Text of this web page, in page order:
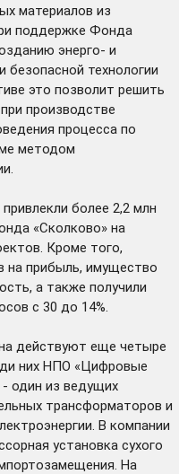
материалов из
поддержке Фонда
энерго- и
безопасной технологии
это позволит решить
производстве
процесса по
методом
более 2,2 млн
«Сколково» на
Кроме того,
на прибыль, имущество
а также получили
с 30 до 14%.
действуют еще четыре
них НПО «Цифровые
один из ведущих
трансформаторов и
В компании
установка сухого
На